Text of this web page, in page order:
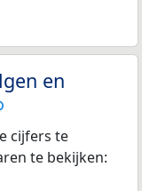
en
cijfers te
te bekijken: